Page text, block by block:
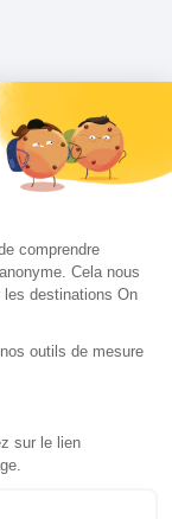
comprendre
Cela nous
destinations On
outils de mesure
sur le lien